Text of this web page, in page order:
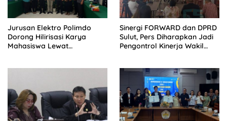
Jurusan Elektro Polimdo
Dorong Hilirisasi Karya
Mahasiswa Lewat
Sinergi FORWARD dan DPRD
Sulut, Pers Diharapkan Jadi
Pengontrol Kinerja Wakil